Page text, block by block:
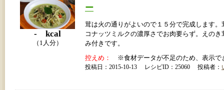
- kcal
（1人分）
ー
茸は火の通りがよいので１５分で完成します。
コナッツミルクの濃厚さでお肉要らず。えのき
み付きです。
控えめ： ※食材データが不足のため、表示で
投稿日：2015-10-13 レシピID：25060 投稿者：